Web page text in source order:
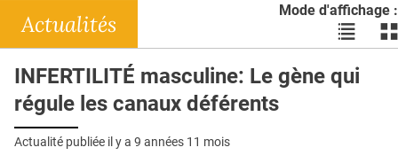
DOSSIERS
RÉSEAUX
E-REVUE SAD
THÉMA
Mode d'affichage :
Voir
les
en
les
Actualités
INFERTILITÉ masculine: Le gène qui
régule les canaux déférents
Actualité publiée il y a 9 années 11 mois